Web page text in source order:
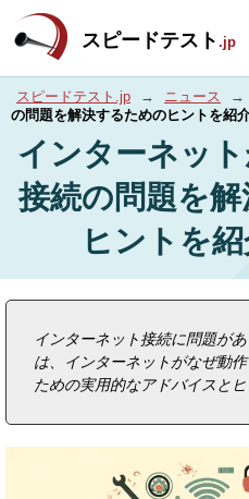
スピードテスト .jp
スピードテスト.jp → ニュース →
の問題を解決するためのヒントを紹
インターネッ
接続の問題を
ヒントを
インターネット接続に問題が
は、インターネットがなぜ動
ための実用的なアドバイスとヒ